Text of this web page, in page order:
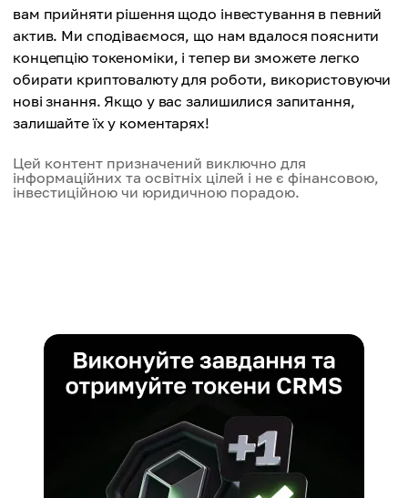
вам прийняти рішення щодо інвестування в певний
актив. Ми сподіваємося, що нам вдалося пояснити
концепцію токеноміки, і тепер ви зможете легко
обирати криптовалюту для роботи, використовуючи
нові знання. Якщо у вас залишилися запитання,
залишайте їх у коментарях!
Цей контент призначений виключно для
інформаційних та освітніх цілей і не є фінансовою,
інвестиційною чи юридичною порадою.